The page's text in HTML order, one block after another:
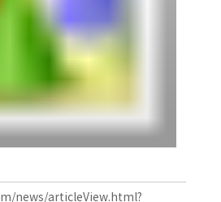
news/articleView.html?